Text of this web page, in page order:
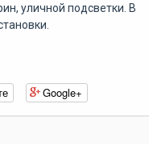
уличной подсветки. В
Google+